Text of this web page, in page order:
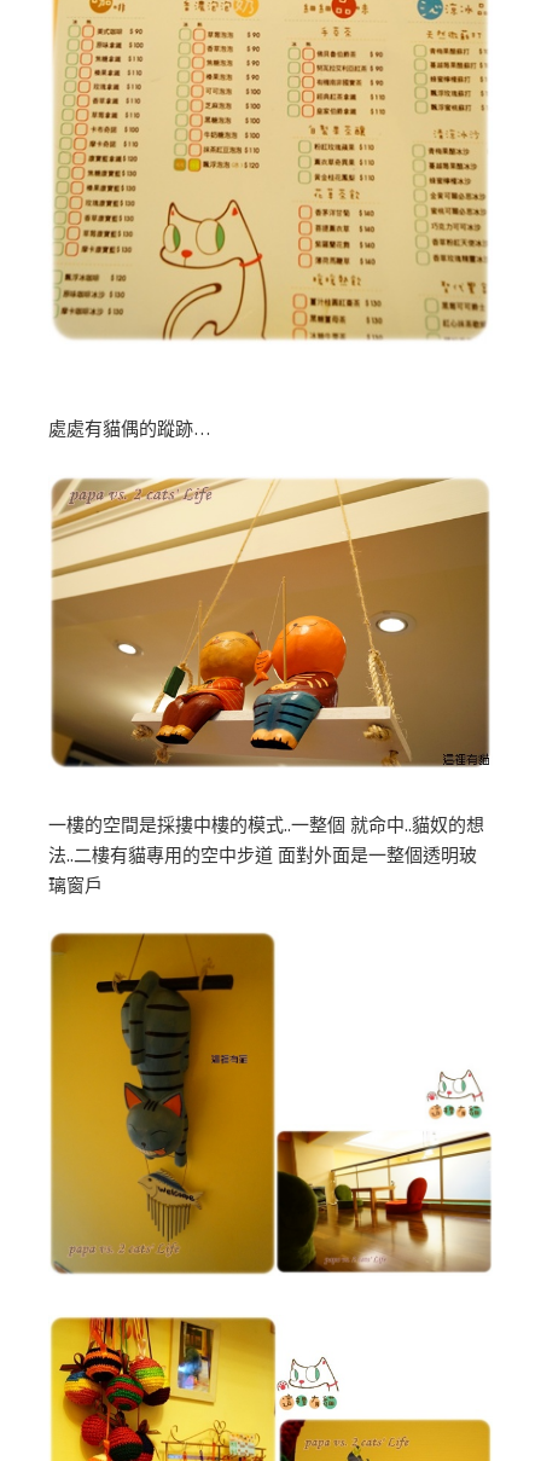
處處有貓偶的蹤跡…
一樓的空間是採摟中樓的模式..一整個 就命中..貓奴的想
法..二樓有貓專用的空中步道 面對外面是一整個透明玻
璃窗戶